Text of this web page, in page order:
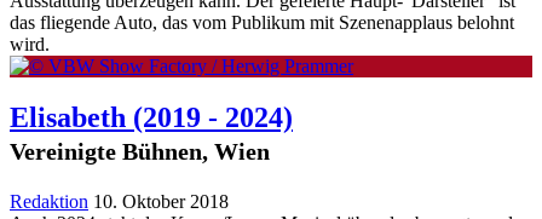
das fliegende Auto, das vom Publikum mit Szenenapplaus belohnt
wird.
Elisabeth (2019 - 2024)
Vereinigte Bühnen, Wien
Redaktion 10. Oktober 2018